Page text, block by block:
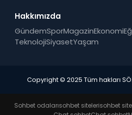
Hakkımızda
GündemSporMagazinEkonomi
TeknolojiSiyasetYaşam
Copyright © 2025 Tüm hakları
Sohbet odalarısohbet sitelerisohbet